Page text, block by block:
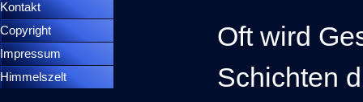
Kontakt
Copyright
Impressum
Himmelszelt
Oft wird
Schichten